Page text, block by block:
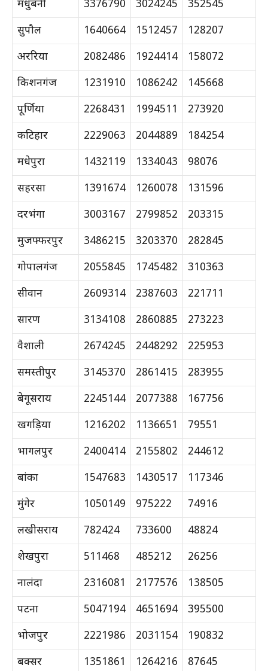
मधुबनी 3376790 3024245
352545
सुपौल
1640664 1512457
128207
अररिया
2082486 1924414
158072
किशनगंज
1231910 1086242
145668
पूर्णिया
2268431 1994511
273920
कटिहार
2229063 2044889
184254
मधेपुरा
1432119 1334043
98076
सहरसा
1391674 1260078
131596
दरभंगा
3003167 2799852
203315
मुजफ्फरपुर
3486215 3203370
282845
गोपालगंज
2055845 1745482
310363
सीवान
2609314 2387603
221711
सारण
3134108 2860885
273223
वैशाली
2674245 2448292
225953
समस्तीपुर
3145370 2861415
283955
बेगूसराय
2245144 2077388
167756
खगड़िया
1216202 1136651
79551
भागलपुर
2400414 2155802
244612
बांका
1547683 1430517
117346
मुंगेर
1050149 975222
74916
लखीसराय
782424 733600
48824
शेखपुरा
511468 485212
26256
नालंदा
2316081 2177576
138505
पटना
5047194 4651694
395500
भोजपुर
2221986 2031154
190832
बक्सर
1351861 1264216
87645